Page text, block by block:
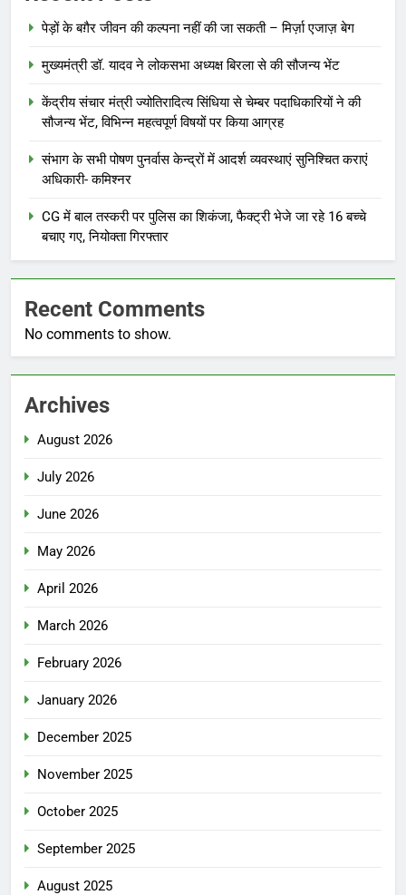
पेड़ों के बग़ैर जीवन की कल्पना नहीं की जा सकती – मिर्ज़ा एजाज़ बेग
मुख्यमंत्री डॉ. यादव ने लोकसभा अध्यक्ष बिरला से की सौजन्य भेंट
केंद्रीय संचार मंत्री ज्योतिरादित्य सिंधिया से चेम्बर पदाधिकारियों ने की
सौजन्य भेंट, विभिन्न महत्वपूर्ण विषयों पर किया आग्रह
संभाग के सभी पोषण पुनर्वास केन्द्रों में आदर्श व्यवस्थाएं सुनिश्चित कराएं
अधिकारी- कमिश्नर
CG में बाल तस्करी पर पुलिस का शिकंजा, फैक्ट्री भेजे जा रहे 16 बच्चे
बचाए गए, नियोक्ता गिरफ्तार
Recent Comments
No comments to show.
Archives
August 2026
July 2026
June 2026
May 2026
April 2026
March 2026
February 2026
January 2026
December 2025
November 2025
October 2025
September 2025
August 2025